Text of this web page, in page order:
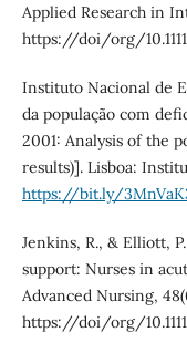
Applied Research in
https://doi/org/
Instituto Nacional de
da população com
2001: Analysis of the
results)]. Lisboa:
https://bit.ly/
Jenkins, R., & Elliott,
support: Nurses in
Advanced Nursing,
https://doi/org/